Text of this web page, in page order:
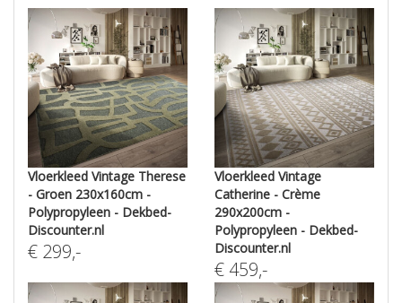
Vloerkleed Vintage Therese
- Groen 230x160cm -
Polypropyleen - Dekbed-
Discounter.nl
€ 299,-
Vloerkleed Vintage
Catherine - Crème
290x200cm -
Polypropyleen - Dekbed-
Discounter.nl
€ 459,-